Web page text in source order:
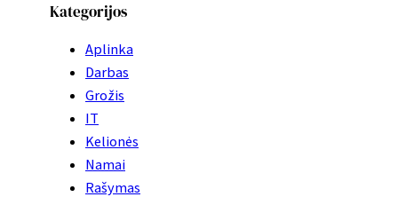
Kategorijos
Aplinka
Darbas
Grožis
IT
Kelionės
Namai
Rašymas